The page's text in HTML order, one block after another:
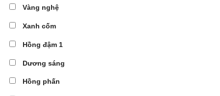
Vàng nghệ
Xanh cốm
Hồng đậm 1
Dương sáng
Hồng phấn